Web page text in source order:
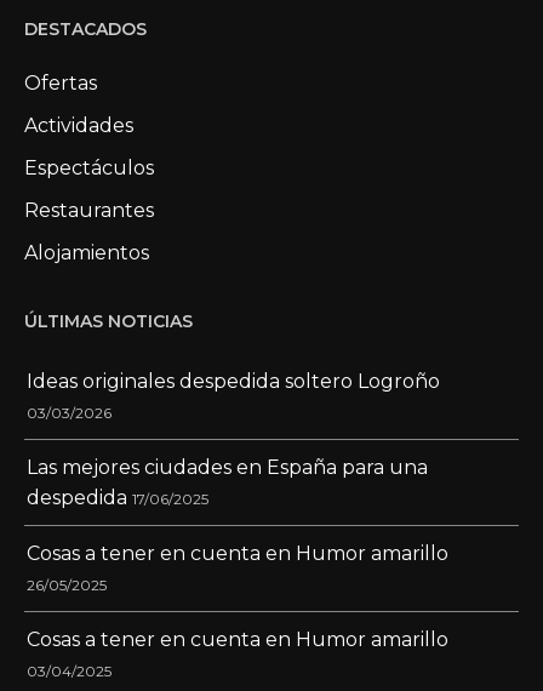
DESTACADOS
Ofertas
Actividades
Espectáculos
Restaurantes
Alojamientos
ÚLTIMAS NOTICIAS
Ideas originales despedida soltero Logroño
03/03/2026
Las mejores ciudades en España para una
despedida 17/06/2025
Cosas a tener en cuenta en Humor amarillo
26/05/2025
Cosas a tener en cuenta en Humor amarillo
03/04/2025